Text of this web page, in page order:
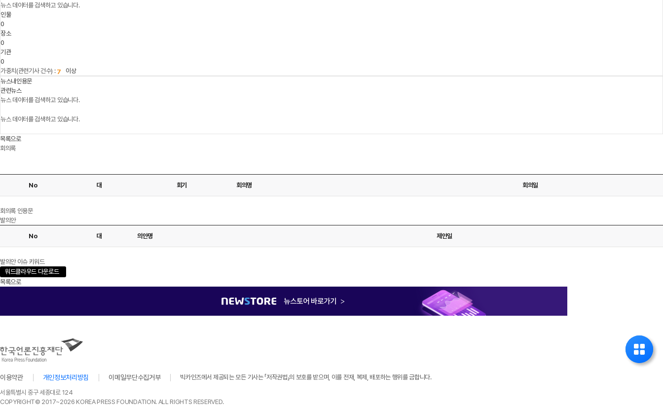
뉴스 데이터를 검색하고 있습니다.
인물
0
장소
0
기관
0
가중치(관련기사 건수) :
이상
뉴스내인용문
관련뉴스
뉴스 데이터를 검색하고 있습니다.
뉴스 데이터를 검색하고 있습니다.
목록으로
회의록
No 대 회기 회의명 회의일
회의록 인용문
발의안
No 대 의안명 제안일
발의안 이슈 키워드
워드클라우드 다운로드
목록으로
이용약관 개인정보처리방침 이메일무단수집거부 빅카인즈에서 제공되는 모든 기사는 「저작권법」의 보호를 받으며, 이를 전재, 복제, 배포하는 행위를 금합니다.
서울특별시 중구 세종대로 124
COPYRIGHT© 2017~2026 KOREA PRESS FOUNDATION. ALL RIGHTS RESERVED.